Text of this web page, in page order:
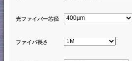
光ファイバー芯径
ファイバ長さ